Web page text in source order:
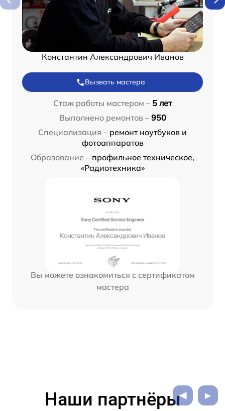
Константин Александрович Иванов
Вызвать мастера
Стаж работы мастером – 5 лет
Выполнено ремонтов – 950
Специализация – ремонт ноутбуков и
фотоаппаратов
Образование – профильное техническое,
«Радиотехника»
Вы можете ознакомиться с сертификатом
мастера
Наши партнёры